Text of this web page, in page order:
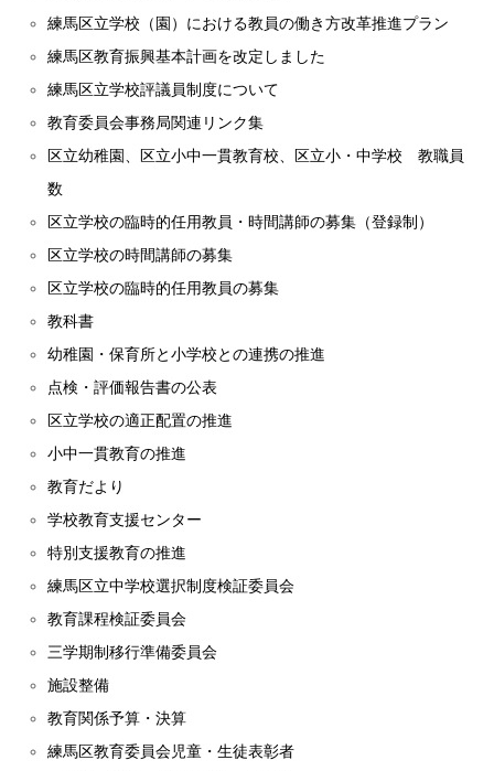
練馬区立学校（園）における教員の働き方改革推進プラン
練馬区教育振興基本計画を改定しました
練馬区立学校評議員制度について
教育委員会事務局関連リンク集
区立幼稚園、区立小中一貫教育校、区立小・中学校 教職員
数
区立学校の臨時的任用教員・時間講師の募集（登録制）
区立学校の時間講師の募集
区立学校の臨時的任用教員の募集
教科書
幼稚園・保育所と小学校との連携の推進
点検・評価報告書の公表
区立学校の適正配置の推進
小中一貫教育の推進
教育だより
学校教育支援センター
特別支援教育の推進
練馬区立中学校選択制度検証委員会
教育課程検証委員会
三学期制移行準備委員会
施設整備
教育関係予算・決算
練馬区教育委員会児童・生徒表彰者